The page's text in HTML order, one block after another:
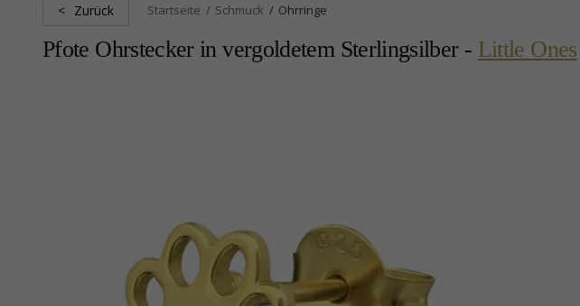
< Zurück Startseite Schmuck Ohrringe
Pfote Ohrstecker in vergoldetem Sterlingsilber - Little Ones